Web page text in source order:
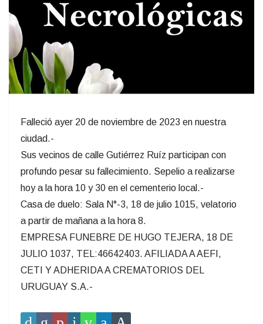
Falleció ayer 20 de noviembre de 2023 en nuestra
ciudad.-
Sus vecinos de calle Gutiérrez Ruíz participan con
profundo pesar su fallecimiento. Sepelio a realizarse
hoy a la hora 10 y 30 en el cementerio local.-
Casa de duelo: Sala N°-3, 18 de julio 1015, velatorio
a partir de mañana a la hora 8.
EMPRESA FUNEBRE DE HUGO TEJERA, 18 DE
JULIO 1037, TEL:46642403. AFILIADA A AEFI,
CETI Y ADHERIDA A CREMATORIOS DEL
URUGUAY S.A.-